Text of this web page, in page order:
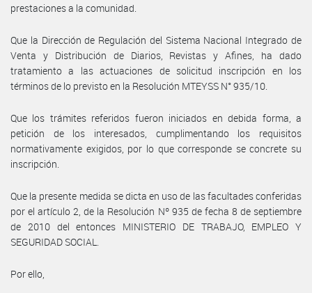
prestaciones a la comunidad.
Que la Dirección de Regulación del Sistema Nacional Integrado de
Venta y Distribución de Diarios, Revistas y Afines, ha dado
tratamiento a las actuaciones de solicitud inscripción en los
términos de lo previsto en la Resolución MTEYSS N° 935/10.
Que los trámites referidos fueron iniciados en debida forma, a
petición de los interesados, cumplimentando los requisitos
normativamente exigidos, por lo que corresponde se concrete su
inscripción.
Que la presente medida se dicta en uso de las facultades conferidas
por el artículo 2, de la Resolución Nº 935 de fecha 8 de septiembre
de 2010 del entonces MINISTERIO DE TRABAJO, EMPLEO Y
SEGURIDAD SOCIAL.
Por ello,